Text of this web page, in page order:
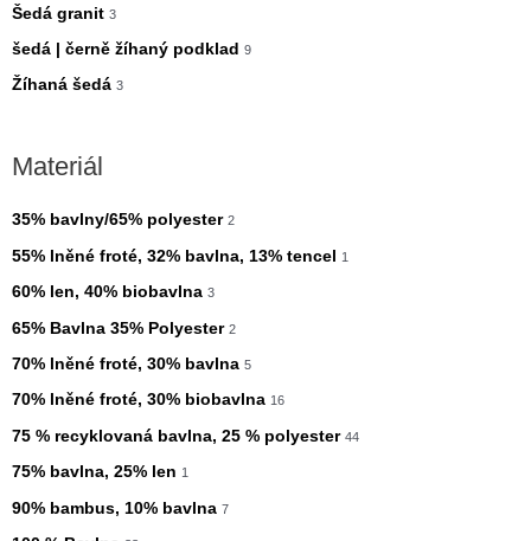
Šedá granit 3
šedá | černě žíhaný podklad 9
Žíhaná šedá 3
Materiál
35% bavlny/65% polyester 2
55% lněné froté, 32% bavlna, 13% tencel 1
60% len, 40% biobavlna 3
65% Bavlna 35% Polyester 2
70% lněné froté, 30% bavlna 5
70% lněné froté, 30% biobavlna 16
75 % recyklovaná bavlna, 25 % polyester 44
75% bavlna, 25% len 1
90% bambus, 10% bavlna 7